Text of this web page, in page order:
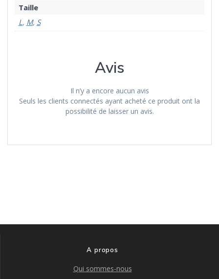
Taille
L, M, S
Avis
Il n’y a encore aucun avis
Seuls les clients connectés ayant acheté ce produit ont la
possibilité de laisser un avis.
A propos
Qui sommes-nous